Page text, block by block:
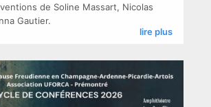
de Soline Massart, Nicolas
Gautier.
lire plus